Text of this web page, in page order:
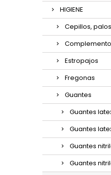
HIGIENE
Cepillos,
Estropajos
Fregonas
Guantes
Guantes
Guantes
Guantes
Guantes